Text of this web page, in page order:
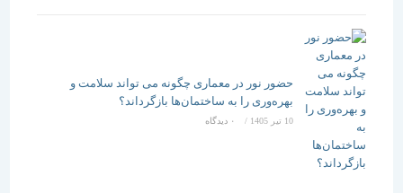
حضور نور در معماری چگونه می تواند سلامت و
بهره‌وری را به ساختمان‌ها بازگرداند؟
/ ۰ دیدگاه